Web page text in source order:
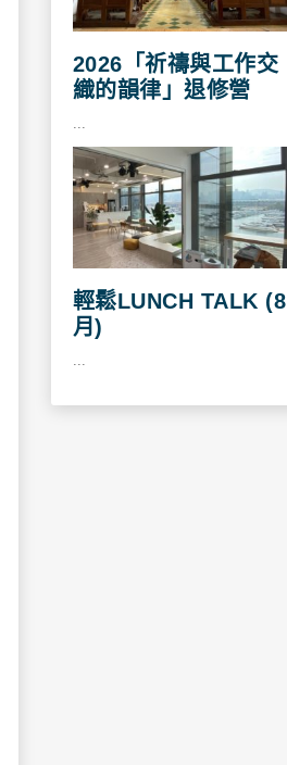
2026「祈禱與工作交
織的韻律」退修營
輕鬆LUNCH TALK (8
月)